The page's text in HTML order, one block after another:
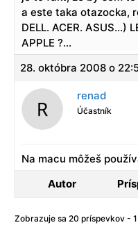
a este taka otazocka,
DELL. ACER. ASUS…)
APPLE ?…
28. októbra 2008 o
renad
Účastník
Na macu môžeš
Autor
Zobrazuje sa 20 príspevkov -